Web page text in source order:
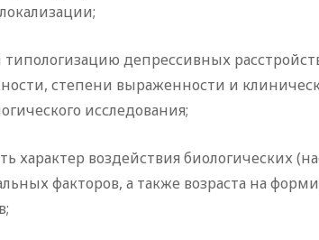
типологизацию депрессивных
степени выраженности и
исследования;
характер воздействия биологических
факторов, а также возраста на